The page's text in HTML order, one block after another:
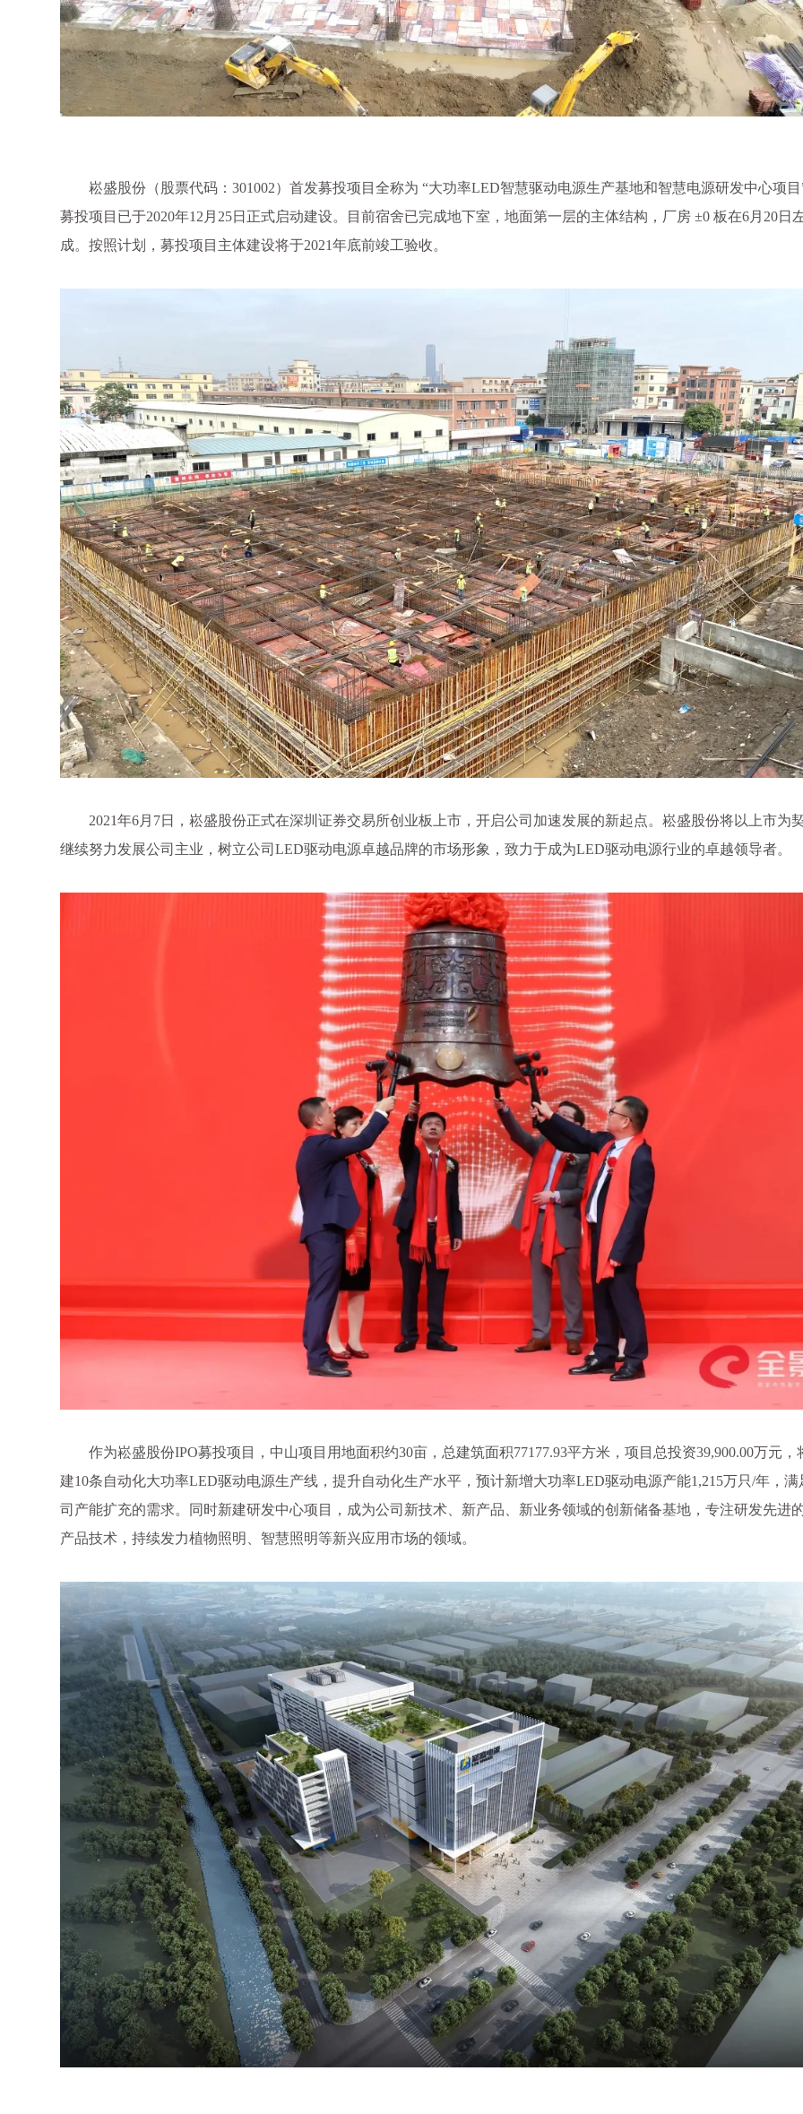
崧盛股份（股票代码：301002）首发募投项目全称为 “大功率LED智慧驱动电源生产基地和智慧电源研发中心项
募投项目已于2020年12月25日正式启动建设。目前宿舍已完成地下室，地面第一层的主体结构，厂房 ±0 板在6月20日
成。按照计划，募投项目主体建设将于2021年底前竣工验收。
2021年6月7日，崧盛股份正式在深圳证券交易所创业板上市，开启公司加速发展的新起点。崧盛股份将以上市为
继续努力发展公司主业，树立公司LED驱动电源卓越品牌的市场形象，致力于成为LED驱动电源行业的卓越领导者。
作为崧盛股份IPO募投项目，中山项目用地面积约30亩，总建筑面积77177.93平方米，项目总投资39,900.00万元，
建10条自动化大功率LED驱动电源生产线，提升自动化生产水平，预计新增大功率LED驱动电源产能1,215万只/年，满
司产能扩充的需求。同时新建研发中心项目，成为公司新技术、新产品、新业务领域的创新储备基地，专注研发先进
产品技术，持续发力植物照明、智慧照明等新兴应用市场的领域。